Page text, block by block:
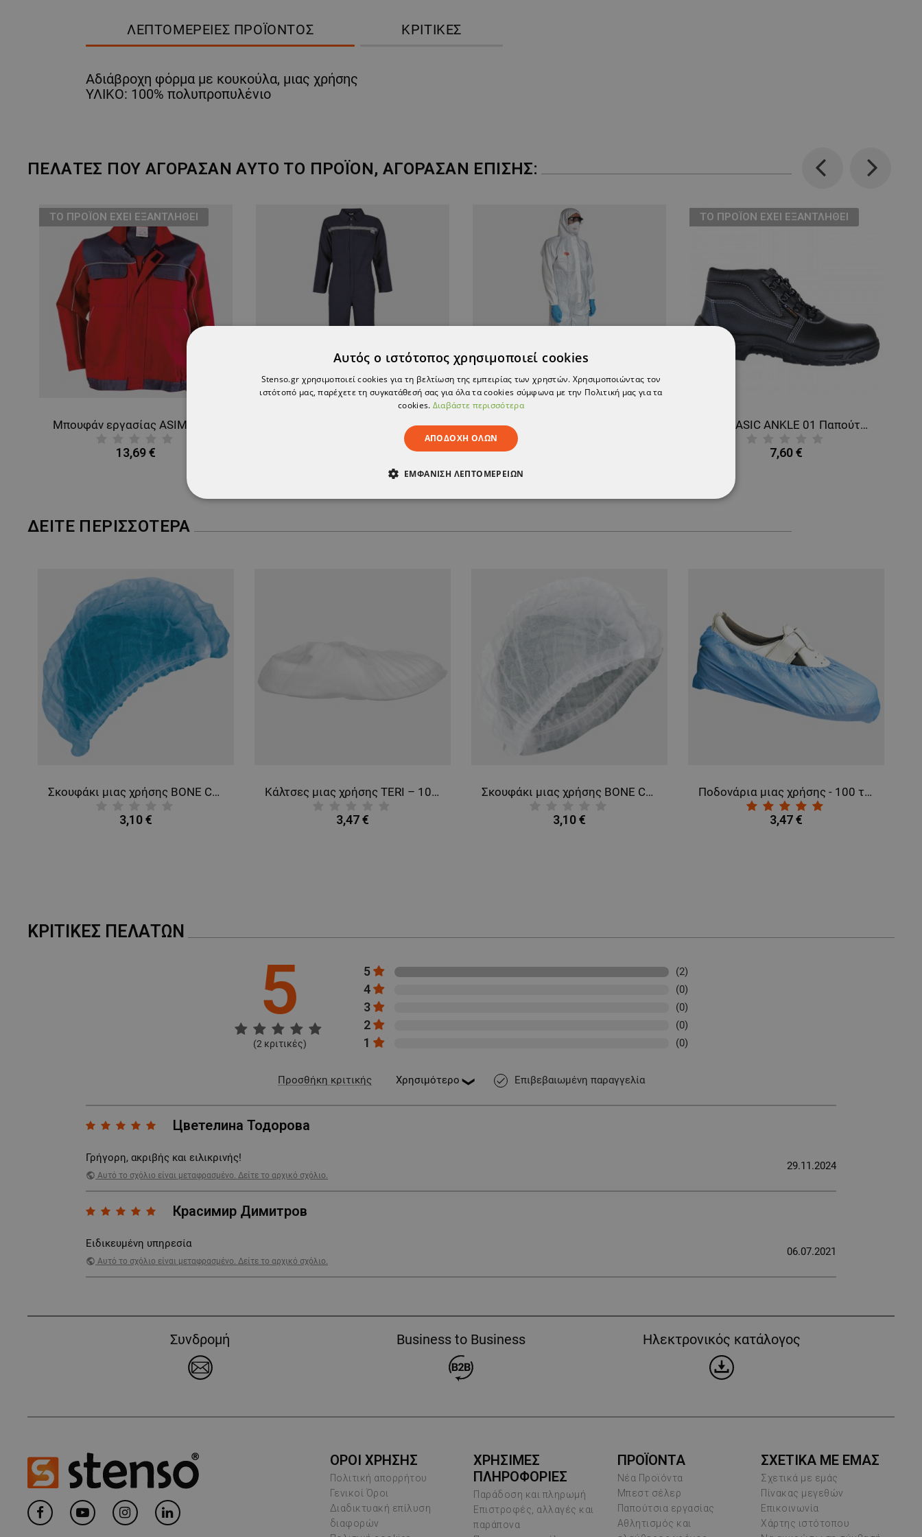
ΛΕΠΤΟΜΈΡΕΙΕΣ ΠΡΟΪΌΝΤΟΣ ΚΡΙΤΙΚΈΣ
Αδιάβροχη φόρμα με κουκούλα, μιας χρήσης
ΥΛΙΚΟ: 100% πολυπροπυλένιο
ΠΕΛΆΤΕΣ ΠΟΥ ΑΓΌΡΑΣΑΝ ΑΥΤΌ ΤΟ ΠΡΟΪΌΝ, ΑΓΌΡΑΣΑΝ ΕΠΊΣΗΣ:
Previous
ТΟ ΠΡΟΪΌΝ ΈΧΕΙ ΕΞΑΝΤΛΗΘΕΊ
Μπουφάν εργασίας ASIMO RED
13,69 €
Φόρμα εργασίας DURAGE NAVY
ТΟ ΠΡΟΪΌΝ ΈΧΕΙ ΕΞΑΝΤΛΗΘΕΊ
NEW BASIC ANKLE 01 Παπούτσια εργασίας
7,60 €
Next
ΔΕΊΤΕ ΠΕΡΙΣΣΌΤΕΡΑ
Σκουφάκι μιας χρήσης BONE CLIP BLUE
3,10 €
Κάλτσες μιας χρήσης TERI – 100 τεμ.
3,47 €
Σκουφάκι μιας χρήσης BONE CLIP WHITE
3,10 €
Ποδονάρια μιας χρήσης - 100 τεμ. TERI
3,47 €
ΚΡΙΤΙΚΈΣ ΠΕΛΑΤΏΝ
5
(2 κριτικές)
5 (2)
4 (0)
3 (0)
2 (0)
1 (0)
Προσθήκη κριτικής done Επιβεβαιωμένη παραγγελία
Цветелина Тодорова
Γρήγορη, ακριβής και ειλικρινής!
public Αυτό το σχόλιο είναι μεταφρασμένο. Δείτε το αρχικό σχόλιο.
29.11.2024
Красимир Димитров
Ειδικευμένη υπηρεσία
public Αυτό το σχόλιο είναι μεταφρασμένο. Δείτε το αρχικό σχόλιο.
06.07.2021
Συνδρομή Business to Business Ηλεκτρονικός κατάλογος
ΟΡΟΙ ΧΡΗΣΗΣ
Πολιτική απορρήτου
Γενικοί Όροι
Διαδικτυακή επίλυση
διαφορών
ΧΡΗΣΙΜΕΣ
ΠΛΗΡΟΦΟΡΙΕΣ
Παράδοση και πληρωμή
Επιστροφές, αλλαγές και
παράπονα
ΠΡΟΪΌΝΤΑ
Νέα Προϊόντα
Μπεστ σέλερ
Παπούτσια εργασίας
Αθλητισμός και
ΣΧΕΤΙΚΑ ΜΕ ΕΜΑΣ
Σχετικά με εμάς
Πίνακας μεγεθών
Επικοινωνία
Χάρτης ιστότοπου
Αυτός ο ιστότοπος χρησιμοποιεί cookies
Stenso.gr χρησιμοποιεί cookies για τη βελτίωση της εμπειρίας των χρηστών. Χρησιμοποιώντας τον
ιστότοπό μας, παρέχετε τη συγκατάθεσή σας για όλα τα cookies σύμφωνα με την Πολιτική μας για τα
cookies. Διαβάστε περισσότερα
ΑΠΟΔΟΧΉ ΌΛΩΝ
ΕΜΦΆΝΙΣΗ ΛΕΠΤΟΜΕΡΕΙΏΝ
ΑΠΟΛΎΤΩΣ ΑΠΑΡΑΊΤΗΤΑ ΑΠΌΔΟΣΗΣ ΣΤΌΧΕΥΣΗΣ ΛΕΙΤΟΥΡΓΙΚΌΤΗΤΑΣ